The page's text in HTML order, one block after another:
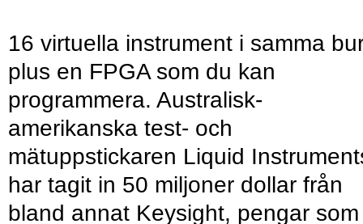
16 virtuella instrument i samma
plus en FPGA som du kan
programmera. Australisk-
amerikanska test- och
mätuppstickaren Liquid
har tagit in 50 miljoner dollar från
bland annat Keysight, pengar som